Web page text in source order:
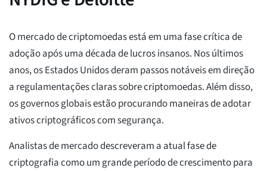
O mercado de criptomoedas está em uma fase crítica de
adoção após uma década de lucros insanos. Nos últimos
anos, os Estados Unidos deram passos notáveis em direção
a regulamentações claras sobre criptomoedas. Além disso,
os governos globais estão procurando maneiras de adotar
ativos criptográficos com segurança.
Analistas de mercado descreveram a atual fase de
criptografia como um grande período de crescimento para